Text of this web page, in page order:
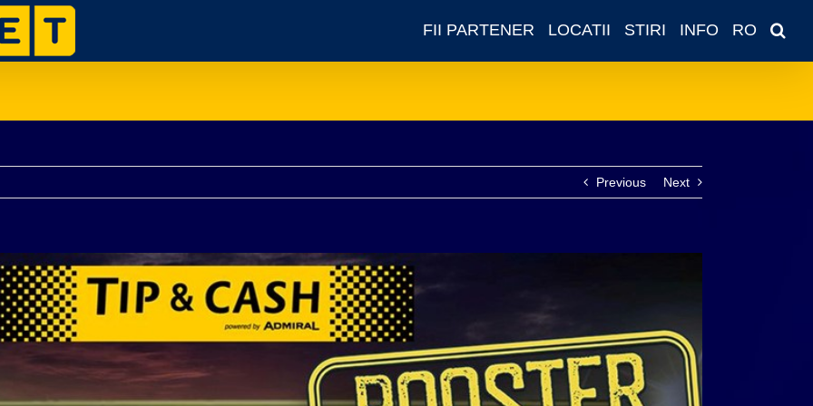
FII PARTENER LOCATII STIRI INFO RO
Previous Next